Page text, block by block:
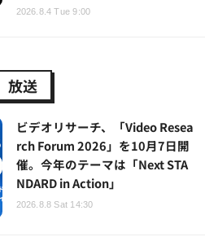
2026.8.4 Tue 9:00
放送
ビデオリサーチ、「Video Resea
rch Forum 2026」を10月7日開
催。今年のテーマは「Next STA
NDARD in Action」
2026.8.8 Sat 14:30